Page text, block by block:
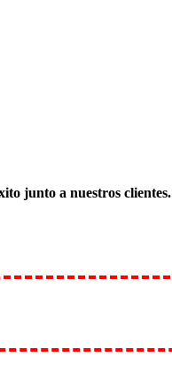
junto a nuestros clientes.